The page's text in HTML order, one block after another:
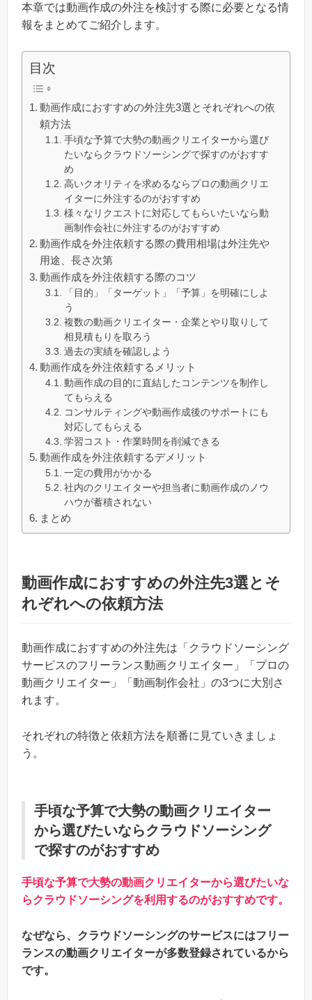
本章では動画作成の外注を検討する際に必要となる情
報をまとめてご紹介します。
目次
動画作成におすすめの外注先3選とそれぞれへの依
頼方法
手頃な予算で大勢の動画クリエイターから選び
たいならクラウドソーシングで探すのがおすす
め
高いクオリティを求めるならプロの動画クリエ
イターに外注するのがおすすめ
様々なリクエストに対応してもらいたいなら動
画制作会社に外注するのがおすすめ
動画作成を外注依頼する際の費用相場は外注先や
用途、長さ次第
動画作成を外注依頼する際のコツ
「目的」「ターゲット」「予算」を明確にしよ
う
複数の動画クリエイター・企業とやり取りして
相見積もりを取ろう
過去の実績を確認しよう
動画作成を外注依頼するメリット
動画作成の目的に直結したコンテンツを制作し
てもらえる
コンサルティングや動画作成後のサポートにも
対応してもらえる
学習コスト・作業時間を削減できる
動画作成を外注依頼するデメリット
一定の費用がかかる
社内のクリエイターや担当者に動画作成のノウ
ハウが蓄積されない
まとめ
動画作成におすすめの外注先3選とそ
れぞれへの依頼方法
動画作成におすすめの外注先は「クラウドソーシング
サービスのフリーランス動画クリエイター」「プロの
動画クリエイター」「動画制作会社」の3つに大別さ
れます。
それぞれの特徴と依頼方法を順番に見ていきましょ
う。
手頃な予算で大勢の動画クリエイター
から選びたいならクラウドソーシング
で探すのがおすすめ
手頃な予算で大勢の動画クリエイターから選びたいな
らクラウドソーシングを利用するのがおすすめです。
なぜなら、クラウドソーシングのサービスにはフリー
ランスの動画クリエイターが多数登録されているから
です。